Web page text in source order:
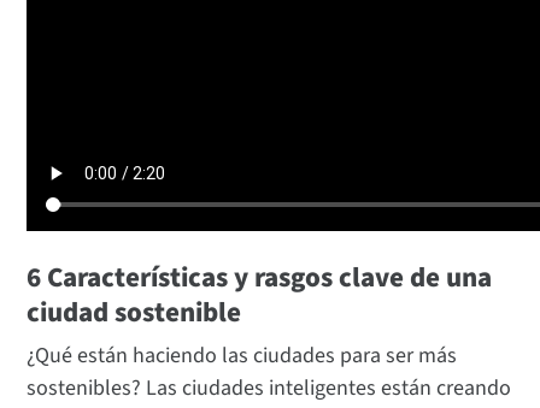
6 Características y rasgos clave de una
ciudad sostenible
¿Qué están haciendo las ciudades para ser más
sostenibles? Las ciudades inteligentes están creando